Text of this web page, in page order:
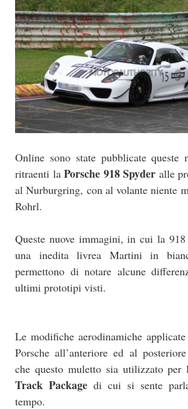
Online sono state pubblicate queste
ritraenti laPorsche 918 Spyder alle
al Nurburgring, con al volante niente
Rohrl.
Queste nuove immagini, in cui la 918
una inedita livrea Martini in
permettono di notare alcune
ultimi prototipi visti.
Le modifiche aerodinamiche
Porsche all’anteriore ed al
che questo muletto sia utilizzato
Track Package di cui si sente
tempo.